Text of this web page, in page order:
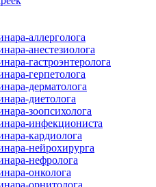
аллерголога
анестезиолога
гастроэнтеролога
герпетолога
дерматолога
диетолога
зоопсихолога
инфекциониста
кардиолога
нейрохирурга
нефролога
онколога
орнитолога